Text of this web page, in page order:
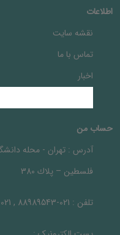
اطلاعات
نقشه سایت
تماس با ما
اخبار
حساب من
آدرس : تهران - محله
فلسطين – پلاك 380
تلفن : 021-88989543 , 021-88961303